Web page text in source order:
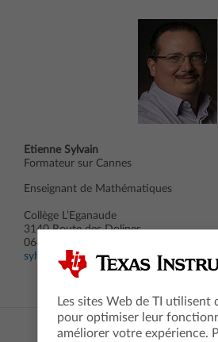
Etienne Sylvain
Formateur sur Cannes
Enseignant de Mathématiques
Collège L’Eganaude
3140 Route des Dolines
06410 Biot
sylvain-julien.etienne@ac-nice.fr
Les sites Web de TI utilisent
pour optimiser leur
améliorer votre expérience.